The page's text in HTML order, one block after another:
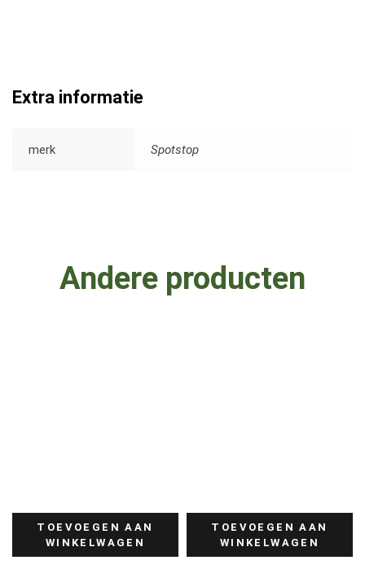
Extra informatie
merk Spotstop
Andere producten
TOEVOEGEN AAN
WINKELWAGEN
TOEVOEGEN AAN
WINKELWAGEN